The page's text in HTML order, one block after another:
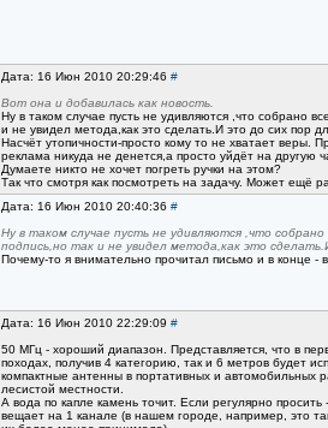
Дата: 16 Июн 2010 20:29:46 #
Вот она и добавилась как новость.
Ну в таком случае пусть не удивляются ,что собрано
и не увидел метода,как это сделать.И это до сих пор
Насчёт утопичности-просто кому то не хватает веры.
реклама никуда не денется,а просто уйдёт на другую
Думаете никто не хочет погреть ручки на этом?
Так что смотря как посмотреть на задачу. Может ещё
Дата: 16 Июн 2010 20:40:36 #
Ну в таком случае пусть не удивляются ,что
подпись,но так и не увидел метода,как это
Почему-то я внимательно прочитал письмо и в конце -
Дата: 16 Июн 2010 22:29:09 #
50 МГц - хороший диапазон. Представляется, что в
походах, получив 4 категорию, так и 6 метров будет
компактные антенны в портативных и автомобильных
лесистой местности.
А вода по капле камень точит. Если регулярно
вещает на 1 канале (в нашем городе, например, это